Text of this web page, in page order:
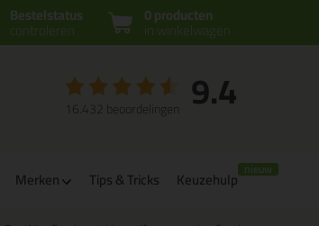
0 producten
in winkelwagen
Bestelstatus
controleren
9.4
16.432 beoordelingen
Merken Tips & Tricks Keuzehulp